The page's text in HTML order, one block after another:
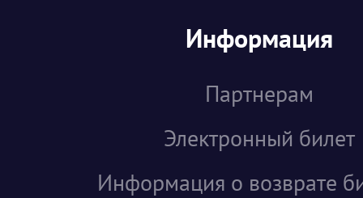
Информация
Партнерам
Электронный билет
Информация о возврате